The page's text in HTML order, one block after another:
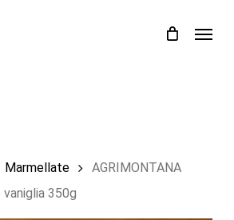
Close
Marmellate
AGRIMONTANA
vaniglia 350g